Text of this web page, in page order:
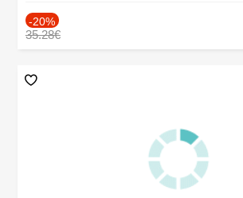
-20%
35.28€